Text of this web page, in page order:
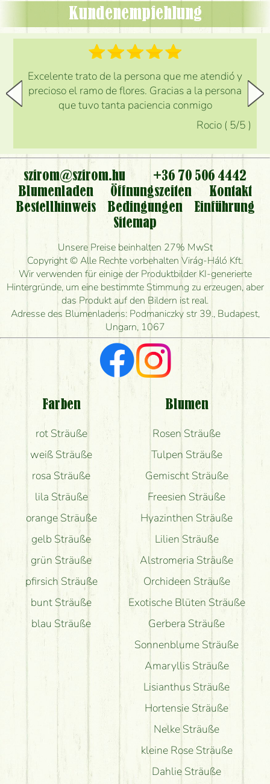
Kundenempfehlung
Excelente trato de la persona que me atendió y
precioso el ramo de flores. Gracias a la persona
que tuvo tanta paciencia conmigo
Rocio ( 5/5 )
szirom@szirom.hu
+36 70 506 4442
Blumenladen
Öffnungszeiten
Kontakt
Bestellhinweis
Bedingungen
Einführung
Sitemap
Unsere Preise beinhalten 27% MwSt
Copyright © Alle Rechte vorbehalten Virág-Háló Kft.
Wir verwenden für einige der Produktbilder KI-generierte
Hintergründe, um eine bestimmte Stimmung zu erzeugen, aber
das Produkt auf den Bildern ist real.
Adresse des Blumenladens: Podmaniczky str 39., Budapest,
Ungarn, 1067
Farben
rot Sträuße
weiß Sträuße
rosa Sträuße
lila Sträuße
orange Sträuße
gelb Sträuße
grün Sträuße
pfirsich Sträuße
bunt Sträuße
blau Sträuße
Blumen
Rosen Sträuße
Tulpen Sträuße
Gemischt Sträuße
Freesien Sträuße
Hyazinthen Sträuße
Lilien Sträuße
Alstromeria Sträuße
Orchideen Sträuße
Exotische Blüten Sträuße
Gerbera Sträuße
Sonnenblume Sträuße
Amaryllis Sträuße
Lisianthus Sträuße
Hortensie Sträuße
Nelke Sträuße
kleine Rose Sträuße
Dahlie Sträuße